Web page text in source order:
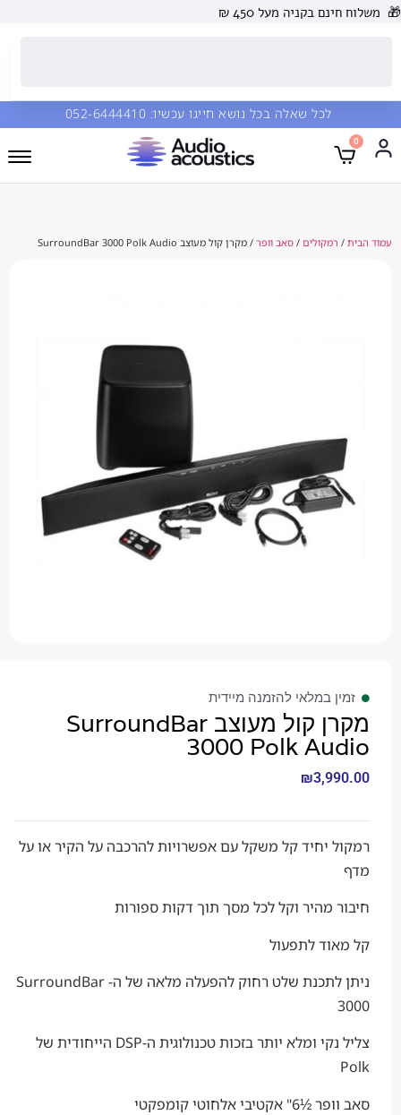
בקניה מעל 450 ₪
שאלה בכל נושא חייגו עכשיו: 052-6444410
/סאב וופר/ מקרן קול מעוצב SurroundBar 3000 Polk Audio
במלאי להזמנה מיידית
מקרן קול מעוצב SurroundBar
3000 Polk
₪
יחיד קל משקל עם אפשרויות להרכבה על הקיר או על
מהיר וקל לכל מסך תוך דקות ספורות
לתפעול
ניתן לתכנת שלט רחוק להפעלה מלאה של ה- SurroundBar
צליל נקי ומלא יותר בזכות טכנולוגית ה-DSP הייחודית של
אלחוטי קומפקטי